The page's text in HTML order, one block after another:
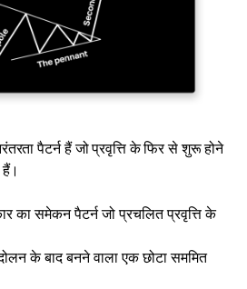
पैटर्न हैं जो प्रवृत्ति के फिर से शुरू होने
का समेकन पैटर्न जो प्रचलित प्रवृत्ति के
के बाद बनने वाला एक छोटा सममित